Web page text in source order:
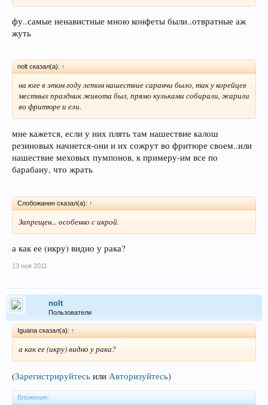
фу..самые ненавистные мною конфеты были..отвратные аж
жуть
nolt сказал(а): ↑
на юге в этом году летом нашествие саранчи было, так у корейцев
местных праздник живота был, прямо кульками собирали, жарили
во фритюре и ели.
мне кажется, если у них плять там нашествие калош
резиновых начнется-они и их сожрут во фритюре своем..или
нашествие меховых пумпонов, к примеру-им все по
барабану, что жрать
Слобожанин сказал(а): ↑
Запрещен... особенно с икрой.
а как ее (икру) видно у рака?
13 ноя 2011
nolt
Пользователи
Iguana сказал(а): ↑
а как ее (икру) видно у рака?
(Зарегистрируйтесь или Авторизуйтесь)
Вложения: